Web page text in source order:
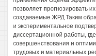
позволяет прогнозировать
создаваемые ЖРД Таким
и экспериментальное
диссертационной работы,
совершенствования и
трудовых и материальных